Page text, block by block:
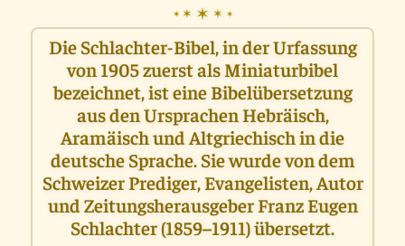
✶ ✶ ✶ ✶ ✶
Die Schlachter-Bibel, in der Urfassung
von 1905 zuerst als Miniaturbibel
bezeichnet, ist eine Bibelübersetzung
aus den Ursprachen Hebräisch,
Aramäisch und Altgriechisch in die
deutsche Sprache. Sie wurde von dem
Schweizer Prediger, Evangelisten, Autor
und Zeitungsherausgeber Franz Eugen
Schlachter (1859–1911) übersetzt.